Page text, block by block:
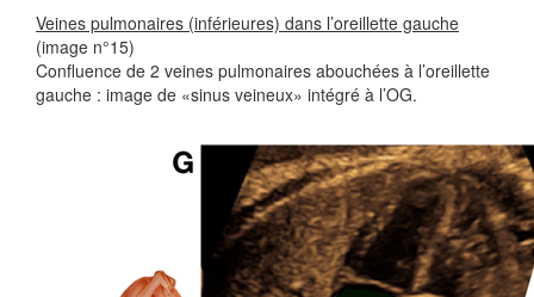
Veines pulmonaires (inférieures) dans l’oreillette gauche
(image n°15)
Confluence de 2 veines pulmonaires abouchées à l’oreillette
gauche : image de «sinus veineux» intégré à l’OG.